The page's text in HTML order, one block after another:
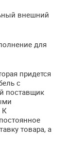
внешний
для
придется
с
поставщик
К
товара, а